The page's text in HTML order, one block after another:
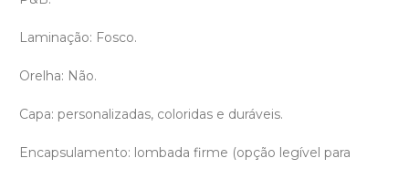
Laminação: Fosco.
Orelha: Não.
Capa: personalizadas, coloridas e duráveis.
Encapsulamento: lombada firme (opção legível para